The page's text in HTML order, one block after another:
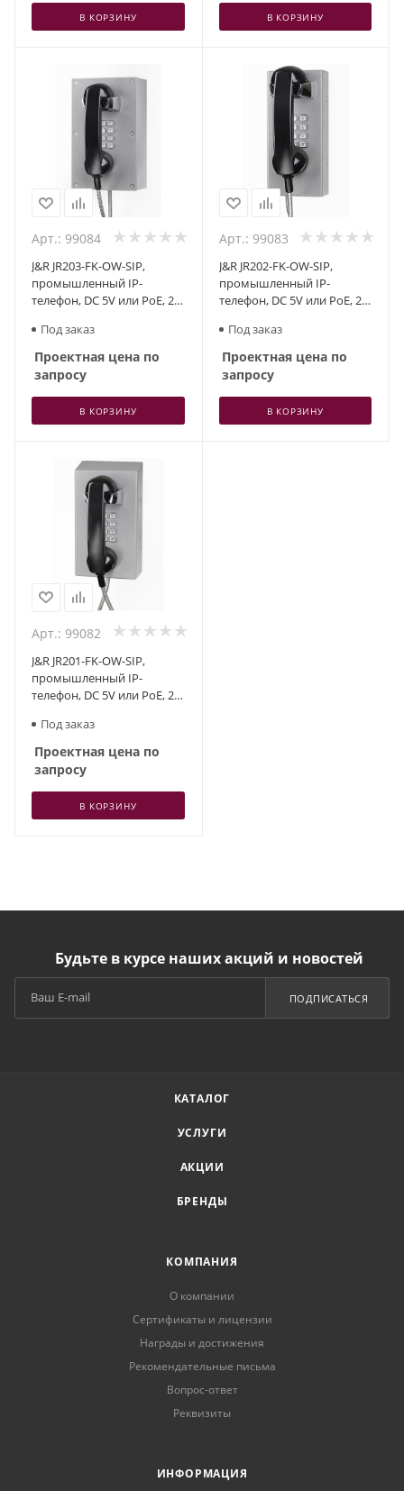
В КОРЗИНУ В КОРЗИНУ
Арт.: 99084
J&R JR203-FK-OW-SIP,
промышленный IP-
телефон, DC 5V или PoE, 2
Под заказ
Проектная цена по
запросу
В КОРЗИНУ
Арт.: 99083
J&R JR202-FK-OW-SIP,
промышленный IP-
телефон, DC 5V или PoE, 2
Под заказ
Проектная цена по
запросу
В КОРЗИНУ
Арт.: 99082
J&R JR201-FK-OW-SIP,
промышленный IP-
телефон, DC 5V или PoE, 2
Под заказ
Проектная цена по
запросу
В КОРЗИНУ
Будьте в курсе наших акций и новостей
ПОДПИСАТЬСЯ
КАТАЛОГ
УСЛУГИ
АКЦИИ
БРЕНДЫ
КОМПАНИЯ
О компании
Сертификаты и лицензии
Награды и достижения
Рекомендательные письма
Вопрос-ответ
Реквизиты
ИНФОРМАЦИЯ